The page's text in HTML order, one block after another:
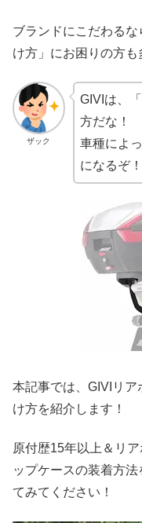
ブランドにこだわる
け方」にお困りの方も
ザック
GIVIは、
方だな！
車種によ
になるぞ！
本記事では、GIVIリ
け方を紹介します！
原付歴15年以上＆リ
ップケースの装着方
てみてください！